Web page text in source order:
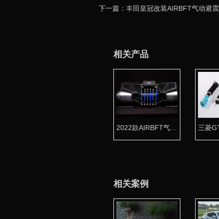
下一篇：丰田皇冠改装AIRBFT气动避
相关产品
相关案例